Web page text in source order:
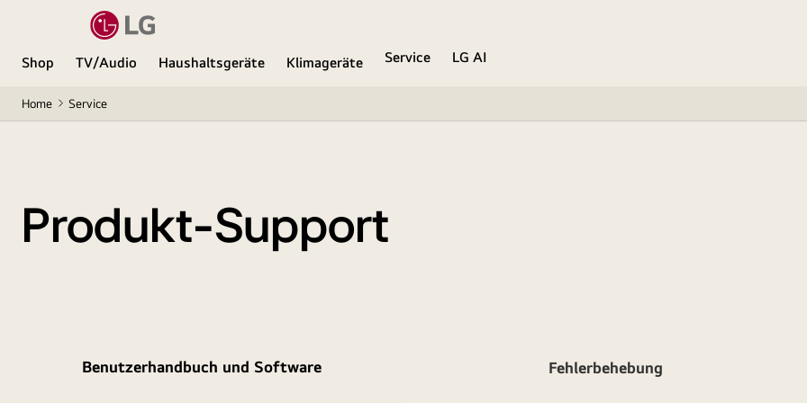
Shop TV/Audio Haushaltsgeräte Klimageräte Service
LG AI
Home Service
Produkt-Support
Benutzerhandbuch und Software Fehlerbehebung